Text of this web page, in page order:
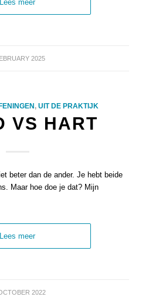
Lees meer
2025
, UIT DE PRAKTIJK
VS HART
beter dan de ander. Je hebt beide
Maar hoe doe je dat? Mijn
Lees meer
2022